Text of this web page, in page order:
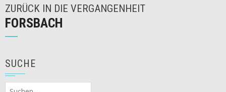
ZURÜCK IN DIE VERGANGENHEIT
FORSBACH
SUCHE
Suchen